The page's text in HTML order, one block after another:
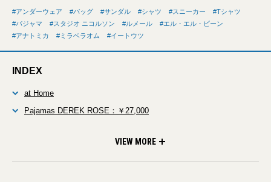
アンダーウェア バッグ サンダル シャツ スニーカー
Tシャツ
パジャマ
スタジオ ニコルソン ルメール
エル・エル・ビーン
アナトミカ
ミラベラオム イートウツ
INDEX
at Home
Pajamas DEREK ROSE：￥27,000
VIEW MORE